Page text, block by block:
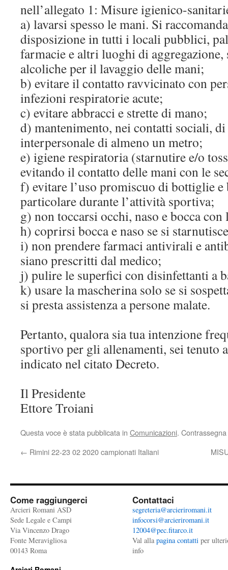
nell’allegato 1: Misure igienico-
a) lavarsi spesso le mani. Si
disposizione in tutti i locali pubblici,
farmacie e altri luoghi di
alcoliche per il lavaggio delle mani;
b) evitare il contatto ravvicinato con
infezioni respiratorie acute;
c) evitare abbracci e strette di mano;
d) mantenimento, nei contatti sociali, di
interpersonale di almeno un metro;
e) igiene respiratoria (starnutire e/o
evitando il contatto delle mani con le
f) evitare l’uso promiscuo di bottiglie
particolare durante l’attività sportiva;
g) non toccarsi occhi, naso e bocca con
h) coprirsi bocca e naso se si
i) non prendere farmaci antivirali e
siano prescritti dal medico;
j) pulire le superfici con disinfettanti a
k) usare la mascherina solo se si
si presta assistenza a persone malate.
Pertanto, qualora sia tua intenzione
sportivo per gli allenamenti, sei tenuto
indicato nel citato Decreto.
Il Presidente
Ettore Troiani
Questa voce è stata pubblicata in Comunicazioni.
← Rimini 22-23 02 2020 campionati Italiani
Come raggiungerci
Arcieri Romani ASD
Sede Legale e Campi
Via Vincenzo Drago
Fonte Meravigliosa
00143 Roma
Contattaci
segreteria@arcieriromani.it
infocorsi@arcieriromani.it
12004@pec.fitarco.it
Val alla pagina contatti per
info